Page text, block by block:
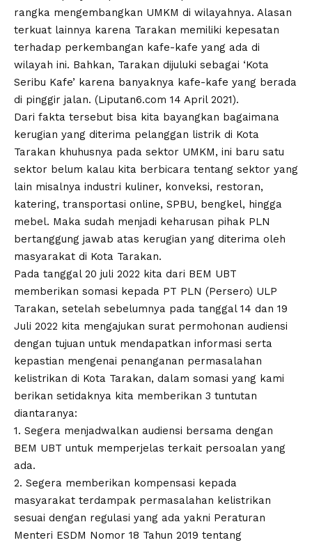
rangka mengembangkan UMKM di wilayahnya. Alasan
terkuat lainnya karena Tarakan memiliki kepesatan
terhadap perkembangan kafe-kafe yang ada di
wilayah ini. Bahkan, Tarakan dijuluki sebagai ‘Kota
Seribu Kafe’ karena banyaknya kafe-kafe yang berada
di pinggir jalan. (Liputan6.com 14 April 2021).
Dari fakta tersebut bisa kita bayangkan bagaimana
kerugian yang diterima pelanggan listrik di Kota
Tarakan khuhusnya pada sektor UMKM, ini baru satu
sektor belum kalau kita berbicara tentang sektor yang
lain misalnya industri kuliner, konveksi, restoran,
katering, transportasi online, SPBU, bengkel, hingga
mebel. Maka sudah menjadi keharusan pihak PLN
bertanggung jawab atas kerugian yang diterima oleh
masyarakat di Kota Tarakan.
Pada tanggal 20 juli 2022 kita dari BEM UBT
memberikan somasi kepada PT PLN (Persero) ULP
Tarakan, setelah sebelumnya pada tanggal 14 dan 19
Juli 2022 kita mengajukan surat permohonan audiensi
dengan tujuan untuk mendapatkan informasi serta
kepastian mengenai penanganan permasalahan
kelistrikan di Kota Tarakan, dalam somasi yang kami
berikan setidaknya kita memberikan 3 tuntutan
diantaranya:
1. Segera menjadwalkan audiensi bersama dengan
BEM UBT untuk memperjelas terkait persoalan yang
ada.
2. Segera memberikan kompensasi kepada
masyarakat terdampak permasalahan kelistrikan
sesuai dengan regulasi yang ada yakni Peraturan
Menteri ESDM Nomor 18 Tahun 2019 tentang